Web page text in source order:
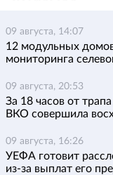
09 августа, 14:07
12 модульных
мониторинга
09 августа, 20:53
За 18 часов от
ВКО совершила
09 августа, 16:26
УЕФА готовит
из-за выплат его